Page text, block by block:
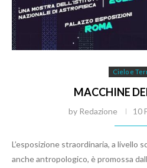
Cielo e
MACCHINE
by Redazione 10
L’esposizione straordinaria, a livello
anche antropologico, è promossa